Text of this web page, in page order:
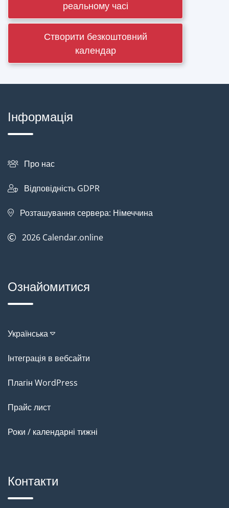
реальному часі
Створити безкоштовний
календар
Інформація
Про нас
Відповідність GDPR
Розташування сервера: Німеччина
2026 Calendar.online
Ознайомитися
Українська
Інтеграція в вебсайти
Плагін WordPress
Прайс лист
Роки / календарні тижні
Контакти